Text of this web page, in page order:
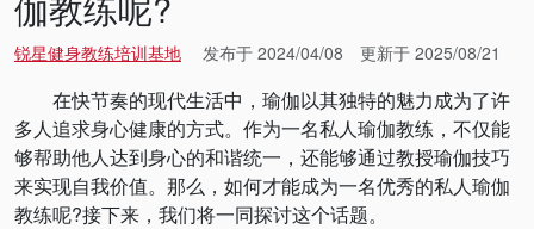
锐星健身教练培训基地 发布于 2024/04/08 更新于 2025/08/21
在快节奏的现代生活中，瑜伽以其独特的魅力成为了许
多人追求身心健康的方式。作为一名私人瑜伽教练，不仅能
够帮助他人达到身心的和谐统一，还能够通过教授瑜伽技巧
来实现自我价值。那么，如何才能成为一名优秀的私人瑜伽
教练呢?接下来，我们将一同探讨这个话题。